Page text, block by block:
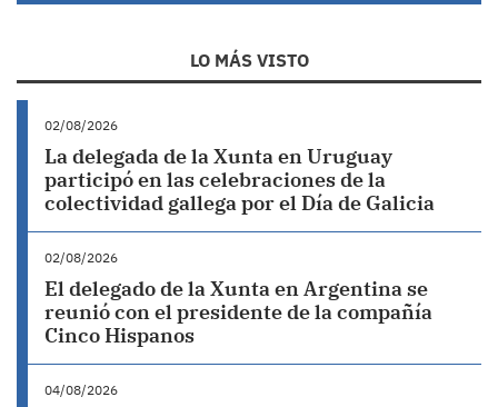
LO MÁS VISTO
02/08/2026
La delegada de la Xunta en Uruguay
participó en las celebraciones de la
colectividad gallega por el Día de Galicia
02/08/2026
El delegado de la Xunta en Argentina se
reunió con el presidente de la compañía
Cinco Hispanos
04/08/2026